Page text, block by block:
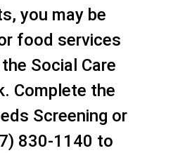
어
you may be
food services
Social Care
Complete the
Screening or
830-1140 to